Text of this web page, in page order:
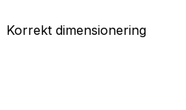
Korrekt dimensionering